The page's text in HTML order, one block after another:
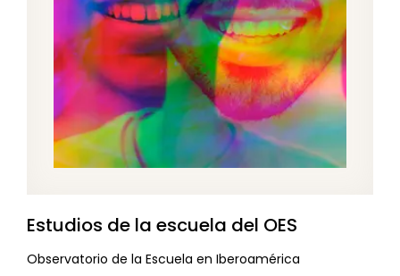
Estudios de la escuela del OES
Observatorio de la Escuela en Iberoamérica